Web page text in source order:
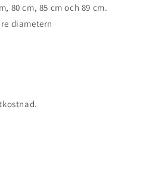
80 cm, 85 cm och 89 cm.
diametern